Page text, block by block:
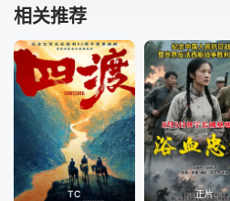
相关推荐
TC 正片